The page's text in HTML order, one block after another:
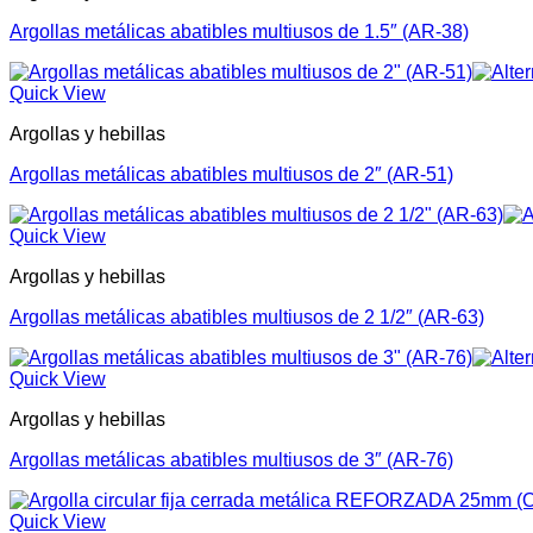
Argollas metálicas abatibles multiusos de 1.5″ (AR-38)
Quick View
Argollas y hebillas
Argollas metálicas abatibles multiusos de 2″ (AR-51)
Quick View
Argollas y hebillas
Argollas metálicas abatibles multiusos de 2 1/2″ (AR-63)
Quick View
Argollas y hebillas
Argollas metálicas abatibles multiusos de 3″ (AR-76)
Quick View